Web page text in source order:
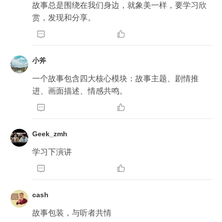
故事总是围绕在我们身边，就象美一样，要学习欣
赏，发现和分享。
 
小斧
一个故事包含四大核心模块：故事主题、剧情推
进、画面描述、情感共鸣。
 
Geek_zmh
学习下演讲
 
cash
故事包装，与听者共情